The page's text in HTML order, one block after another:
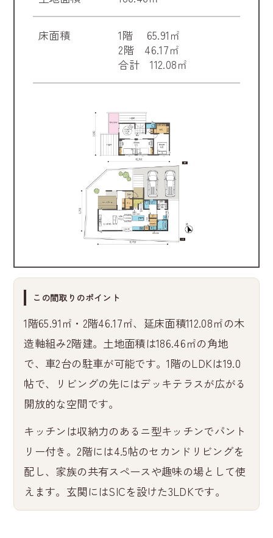
床面積
1階 65.91㎡
2階 46.17㎡
合計 112.08㎡
この間取りのポイント
1階65.91㎡・2階46.17㎡、延床面積112.08㎡の木
造軸組み2階建。土地面積は186.46㎡の角地
で、車2台の駐車が可能です。1階のLDKは19.0
帖で、リビングの先にはデッキテラスが広がる
開放的な空間です。
キッチンは収納力のあるニ型キッチンでパント
リー付き。2階には4.5帖のセカンドリビングを
配し、家族の共有スペースや趣味の場として使
えます。玄関にはSICを設けた3LDKです。